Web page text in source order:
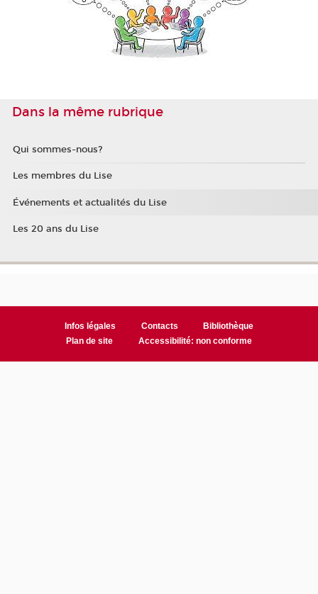
Dans la même rubrique
Qui sommes-nous?
Les membres du Lise
Événements et actualités du Lise
Les 20 ans du Lise
Infos légales Contacts
Bibliothèque
Plan de site
Accessibilité: non conforme